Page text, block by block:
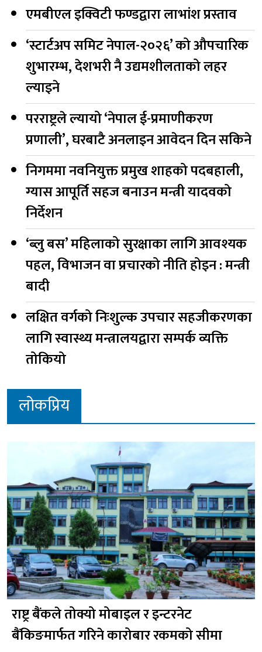
एमबीएल इक्विटी फण्डद्वारा लाभांश प्रस्ताव
‘स्टार्टअप समिट नेपाल-२०२६’ को औपचारिक
शुभारम्भ, देशभरी नै उद्यमशीलताको लहर
ल्याइने
परराष्ट्रले ल्यायो ‘नेपाल ई-प्रमाणीकरण
प्रणाली’, घरबाटै अनलाइन आवेदन दिन सकिने
निगममा नवनियुक्त प्रमुख शाहको पदबहाली,
ग्यास आपूर्ति सहज बनाउन मन्त्री यादवको
निर्देशन
‘ब्लु बस’ महिलाको सुरक्षाका लागि आवश्यक
पहल, विभाजन वा प्रचारको नीति होइन : मन्त्री
बादी
लक्षित वर्गको निःशुल्क उपचार सहजीकरणका
लागि स्वास्थ्य मन्त्रालयद्वारा सम्पर्क व्यक्ति
तोकियो
लोकप्रिय
राष्ट्र बैंकले तोक्यो मोबाइल र इन्टरनेट
बैंकिङमार्फत गरिने कारोबार रकमको सीमा